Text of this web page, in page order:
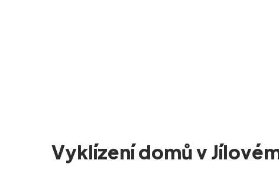
Vyklízení domů v